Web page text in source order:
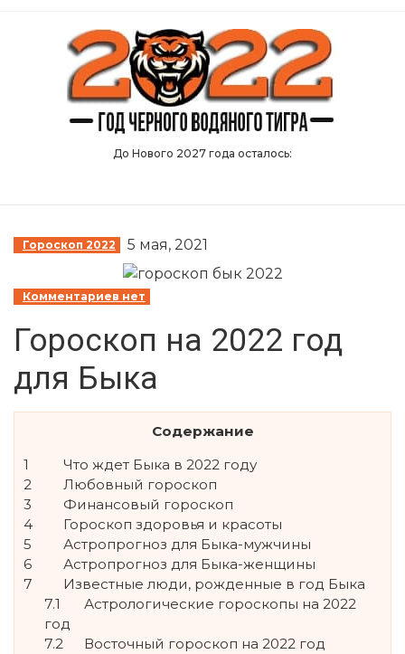
k
i
p
t
o
e
t
↷
До Нового 2027 года осталось:
Гороскоп 2022 5 мая, 2021
Комментариев нет
Гороскоп на 2022 год
для Быка
Содержание
1
Что ждет Быка в 2022 году
2
Любовный гороскоп
3
Финансовый гороскоп
4
Гороскоп здоровья и красоты
5
Астропрогноз для Быка-мужчины
6
Астропрогноз для Быка-женщины
7
Известные люди, рожденные в год Быка
7.1
Астрологические гороскопы на 2022
год
7.2
Восточный гороскоп на 2022 год